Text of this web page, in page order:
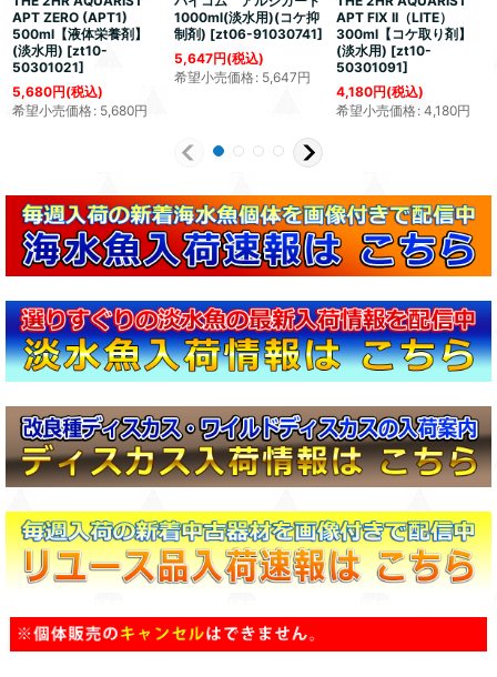
APT ZERO (APT1)
500ml【液体栄養剤】
(淡水用) [zt10-
50301021]
5,680円(税込)
希望小売価格: 5,680円
1000ml(淡水用)(コケ抑
制剤) [zt06-91030741]
5,647円(税込)
希望小売価格: 5,647円
APT FIX II（LITE）
300ml【コケ取り剤】
(淡水用) [zt10-
50301091]
4,180円(税込)
希望小売価格: 4,180円